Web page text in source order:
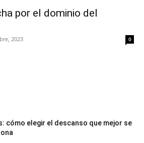
por el dominio del
2023 0
cómo elegir el descanso que mejor se